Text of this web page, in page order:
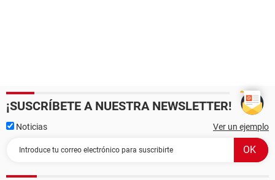
¡SUSCRÍBETE A NUESTRA NEWSLETTER!
Noticias Ver un ejemplo